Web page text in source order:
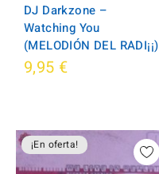
DJ Darkzone –
Watching You
(MELODIÓN DEL RADI¡¡)
9,95 €
¡En oferta!